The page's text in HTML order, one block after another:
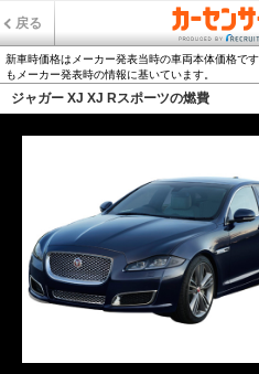
戻る
新車時価格はメーカー発表当時の車両本体価格で
もメーカー発表時の情報に基いています。
ジャガー XJ XJ Rスポーツの燃費